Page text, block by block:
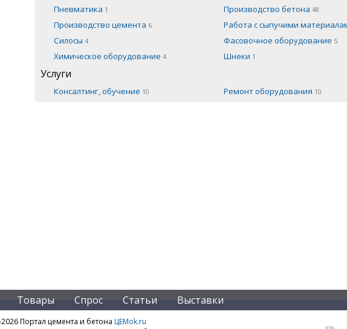
Пневматика 1 Производство бетона 48
Производство цемента 6 Работа с сыпучими
Силосы 4 Фасовочное оборудование 5
Химическое оборудование 4 Шнеки 1
Услуги
Консалтинг, обучение 10 Ремонт оборудования 10
Товары Спрос Статьи Выставки
Портал цемента и бетона ЦЕМok.ru